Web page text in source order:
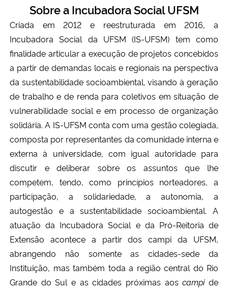
Sobre a Incubadora Social UFSM
Criada em 2012 e reestruturada em 2016, a
Incubadora Social da UFSM (IS-UFSM) tem como
finalidade articular a execução de projetos concebidos
a partir de demandas locais e regionais na perspectiva
da sustentabilidade socioambiental, visando à geração
de trabalho e de renda para coletivos em situação de
vulnerabilidade social e em processo de organização
solidária. A IS-UFSM conta com uma gestão colegiada,
composta por representantes da comunidade interna e
externa à universidade, com igual autoridade para
discutir e deliberar sobre os assuntos que lhe
competem, tendo, como princípios norteadores, a
participação, a solidariedade, a autonomia, a
autogestão e a sustentabilidade socioambiental. A
atuação da Incubadora Social e da Pró-Reitoria de
Extensão acontece a partir dos campi da UFSM,
abrangendo não somente as cidades-sede da
Instituição, mas também toda a região central do Rio
Grande do Sul e as cidades próximas aoscampide